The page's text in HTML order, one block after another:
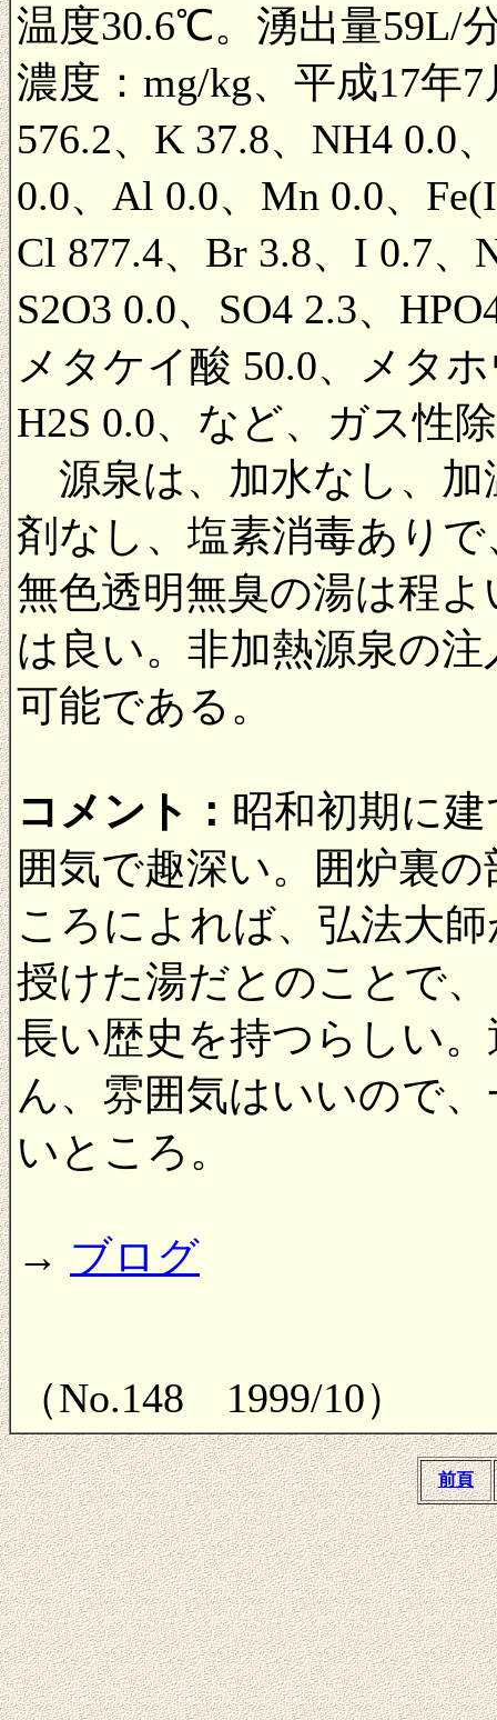
温度30.6℃。湧出量59L/
濃度：mg/kg、平成17年
576.2、K 37.8、NH4 0.0
0.0、Al 0.0、Mn 0.0、
Cl 877.4、Br 3.8、I 0.7、
S2O3 0.0、SO4 2.3、
メタケイ酸 50.0、メタ
H2S 0.0、など、ガス性
源泉は、加水なし、加
剤なし、塩素消毒あり
無色透明無臭の湯は程
は良い。非加熱源泉の
可能である。
コメント： 昭和初期に
囲気で趣深い。囲炉裏
ころによれば、弘法大
授けた湯だとのことで
長い歴史を持つらしい
ん、雰囲気はいいので
いところ。
→ ブログ
（No.148 1999/10）
前頁